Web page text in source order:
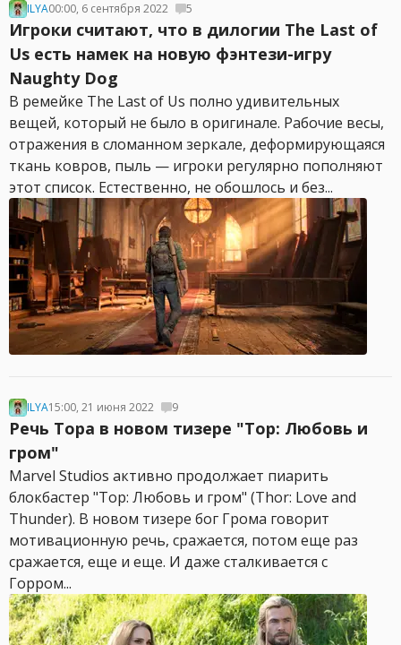
ILYA00:00, 6 сентября 2022 5
Игроки считают, что в дилогии The Last of
Us есть намек на новую фэнтези-игру
Naughty Dog
В ремейке The Last of Us полно удивительных
вещей, который не было в оригинале. Рабочие весы,
отражения в сломанном зеркале, деформирующаяся
ткань ковров, пыль — игроки регулярно пополняют
этот список. Естественно, не обошлось и без...
ILYA15:00, 21 июня 2022 9
Речь Тора в новом тизере "Тор: Любовь и
гром"
Marvel Studios активно продолжает пиарить
блокбастер "Тор: Любовь и гром" (Thor: Love and
Thunder). В новом тизере бог Грома говорит
мотивационную речь, сражается, потом еще раз
сражается, еще и еще. И даже сталкивается с
Горром...